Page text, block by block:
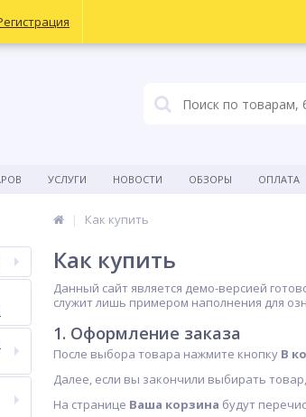
УСЛУГИ НОВОСТИ ОБЗОРЫ ОПЛАТА
Как купить
Как купить
Данный сайт является демо-версией
служит лишь примером наполнения для
1. Оформление заказа
После выбора товара нажмите кнопку В
Далее, если вы закончили выбирать
На странице Ваша корзина будут